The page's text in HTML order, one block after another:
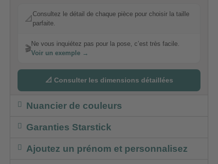
📐
Consultez le détail de chaque pièce pour choisir la taille
parfaite.
🎬
Ne vous inquiétez pas pour la pose, c’est très facile.
Voir un exemple →
📐 Consulter les dimensions détaillées
Nuancier de couleurs
Garanties Starstick
Ajoutez un prénom et personnalisez